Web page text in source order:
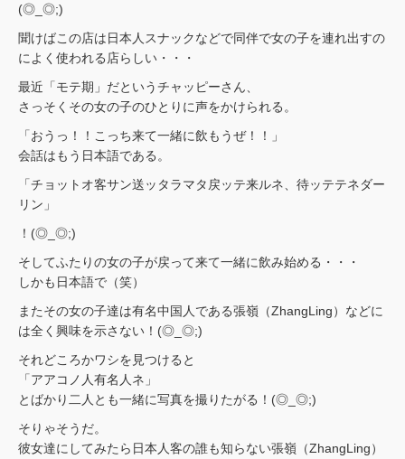
(◎_◎;)
聞けばこの店は日本人スナックなどで同伴で女の子を連れ出すの
によく使われる店らしい・・・
最近「モテ期」だというチャッピーさん、
さっそくその女の子のひとりに声をかけられる。
「おうっ！！こっち来て一緒に飲もうぜ！！」
会話はもう日本語である。
「チョットオ客サン送ッタラマタ戻ッテ来ルネ、待ッテテネダー
リン」
！(◎_◎;)
そしてふたりの女の子が戻って来て一緒に飲み始める・・・
しかも日本語で（笑）
またその女の子達は有名中国人である張嶺（ZhangLing）などに
は全く興味を示さない！(◎_◎;)
それどころかワシを見つけると
「アアコノ人有名人ネ」
とばかり二人とも一緒に写真を撮りたがる！(◎_◎;)
そりゃそうだ。
彼女達にしてみたら日本人客の誰も知らない張嶺（ZhangLing）